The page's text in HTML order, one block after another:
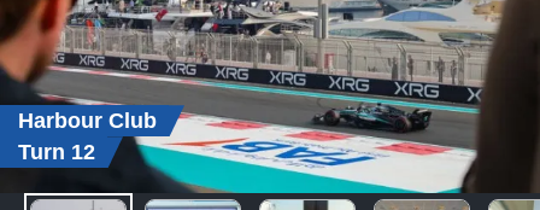
Harbour Club
Turn 12